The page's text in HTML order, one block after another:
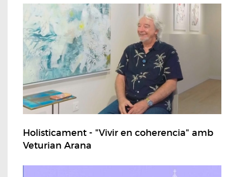
Holisticament - "Vivir en coherencia" amb
Veturian Arana